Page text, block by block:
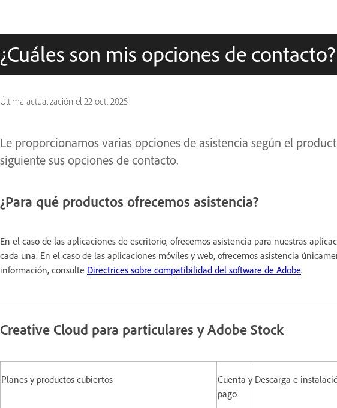
¿Cuáles son mis opciones de contacto?
Última actualización el 22 oct. 2025
Le proporcionamos varias opciones de asistencia según el
siguiente sus opciones de contacto.
¿Para qué productos ofrecemos asistencia? ​
En el caso de las aplicaciones de escritorio, ofrecemos asistencia para nuestras
cada una. En el caso de las aplicaciones móviles y web, ofrecemos asistencia
información, consulte Directrices sobre compatibilidad del software de Adobe.
Creative Cloud para particulares y Adobe Stock
Planes y productos cubiertos
Cuenta y
pago
Descarga e